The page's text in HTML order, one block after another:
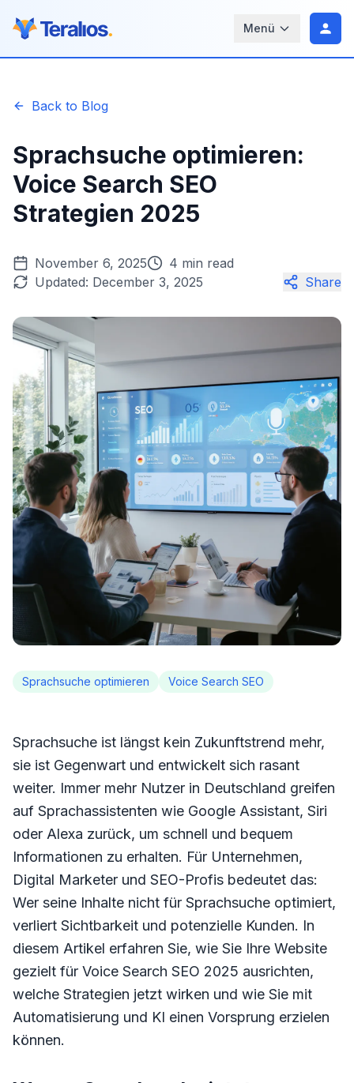
Menü
Back to Blog
Sprachsuche optimieren:
Voice Search SEO
Strategien 2025
November 6, 2025
4 min read
Updated: December 3, 2025 Share
Sprachsuche optimieren Voice Search SEO
Sprachsuche ist längst kein Zukunftstrend mehr,
sie ist Gegenwart und entwickelt sich rasant
weiter. Immer mehr Nutzer in Deutschland greifen
auf Sprachassistenten wie Google Assistant, Siri
oder Alexa zurück, um schnell und bequem
Informationen zu erhalten. Für Unternehmen,
Digital Marketer und SEO-Profis bedeutet das:
Wer seine Inhalte nicht für Sprachsuche optimiert,
verliert Sichtbarkeit und potenzielle Kunden. In
diesem Artikel erfahren Sie, wie Sie Ihre Website
gezielt für Voice Search SEO 2025 ausrichten,
welche Strategien jetzt wirken und wie Sie mit
Automatisierung und KI einen Vorsprung erzielen
können.